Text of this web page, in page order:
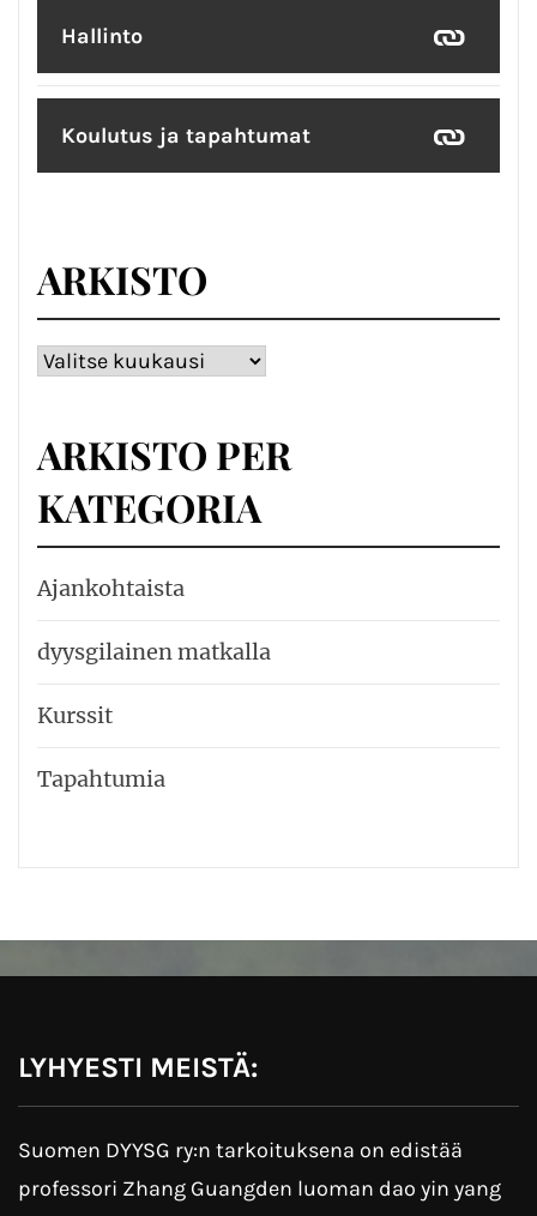
Hallinto
Koulutus ja tapahtumat
ARKISTO
Arkisto
ARKISTO PER
KATEGORIA
Ajankohtaista
dyysgilainen matkalla
Kurssit
Tapahtumia
LYHYESTI MEISTÄ:
Suomen DYYSG ry:n tarkoituksena on edistää
professori Zhang Guangden luoman dao yin yang